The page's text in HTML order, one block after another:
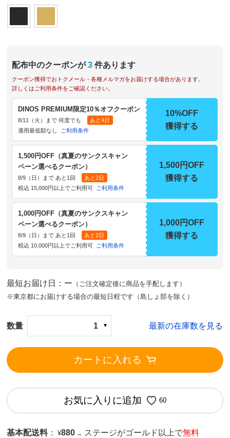
配布中のクーポンが 3 件あります
クーポン獲得でおトクメール・各種メルマガをお届けする場合があります。
詳しくはご利用条件をご確認ください。
DINOS PREMIUM限定10％オフクーポン
8/11（火）まで 何度でも
あと4日
適用最低額なし
ご利用条件
10%OFF
獲得する
1,500円OFF（真夏のサンクスキャン
ペーン選べるクーポン）
8/9（日）まで あと1回
あと2日
税込 15,000円以上でご利用可 ご利用条件
1,500円OFF
獲得する
1,000円OFF（真夏のサンクスキャン
ペーン選べるクーポン）
8/9（日）まで あと1回
あと2日
税込 10,000円以上でご利用可 ご利用条件
1,000円OFF
獲得する
最短お届け日：ー （ご注文確定後に商品を手配します）
※東京都にお届けする場合の最短日程です（島しょ部を除く）
数量 1 最新の在庫数を見る
カートに入れる
お気に入りに追加 60
基本配送料 ： ¥880 → ステージがゴールド以上で無料